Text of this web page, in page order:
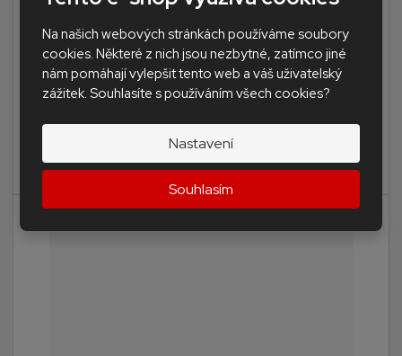
Na našich webových stránkách používáme soubory
cookies. Některé z nich jsou nezbytné, zatímco jiné
nám pomáhají vylepšit tento web a váš uživatelský
zážitek. Souhlasíte s používáním všech cookies?
Nastavení
Souhlasím
na dotaz
PRODEJ SKONČIL.
Ukončena výroba!!!! Nahrazena značkovou korunkou
Montolit FSB35. Rychlé vrtá...